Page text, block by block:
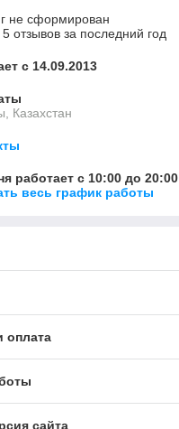
не сформирован
отзывов за последний год
с 14.09.2013
Казахстан
работает с 10:00 до 20:00
весь график работы
оплата
сайта